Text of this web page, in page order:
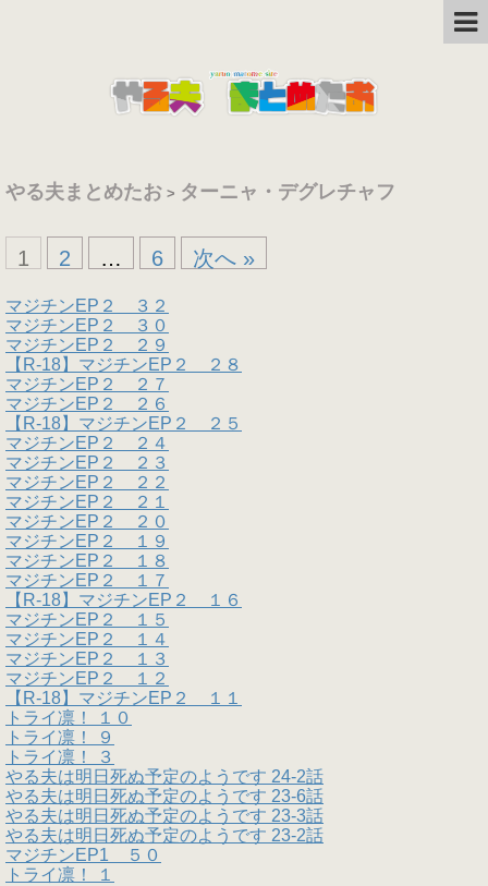
やる夫まとめたお > ターニャ・デグレチャフ
1 2 … 6 次へ »
マジチンEP２ ３２
マジチンEP２ ３０
マジチンEP２ ２９
【R-18】マジチンEP２ ２８
マジチンEP２ ２７
マジチンEP２ ２６
【R-18】マジチンEP２ ２５
マジチンEP２ ２４
マジチンEP２ ２３
マジチンEP２ ２２
マジチンEP２ ２１
マジチンEP２ ２０
マジチンEP２ １９
マジチンEP２ １８
マジチンEP２ １７
【R-18】マジチンEP２ １６
マジチンEP２ １５
マジチンEP２ １４
マジチンEP２ １３
マジチンEP２ １２
【R-18】マジチンEP２ １１
トライ凛！ １０
トライ凛！ ９
トライ凛！ ３
やる夫は明日死ぬ予定のようです 24-2話
やる夫は明日死ぬ予定のようです 23-6話
やる夫は明日死ぬ予定のようです 23-3話
やる夫は明日死ぬ予定のようです 23-2話
マジチンEP1 ５０
トライ凛！ １